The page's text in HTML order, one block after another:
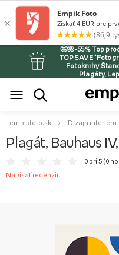
🤩🌺-55% Top
TOPSAVE
Fotoknihy
Plagáty,
empikfoto.sk Dizajn interiéru
Plagát, Bauhaus
0 pri 5 (0
Napísať recenziu